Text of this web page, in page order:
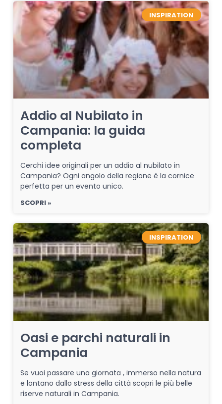
INSPIRATION
Addio al Nubilato in
Campania: la guida
completa
Cerchi idee originali per un addio al nubilato in
Campania? Ogni angolo della regione è la cornice
perfetta per un evento unico.
SCOPRI »
INSPIRATION
Oasi e parchi naturali in
Campania
Se vuoi passare una giornata , immerso nella natura
e lontano dallo stress della città scopri le più belle
riserve naturali in Campania.